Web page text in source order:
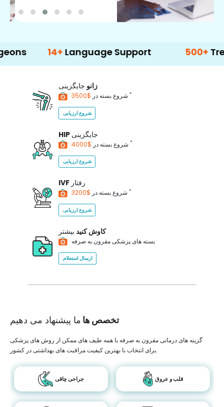
14+ Language Support 500+
زانو جایگزینی
شروع بسته در *
شروع ارزیابی
HIP جایگزینی
شروع بسته در *
شروع ارزیابی
IVF رفتار
شروع بسته در *
شروع ارزیابی
کاوش کنید بیشتر
بسته های پزشکی مقرون به صرفه
ارسال استعلام
تخصص ها ما پیشنهاد می دهیم
گزینه های درمانی مقرون به صرفه با همه طیف های ممکن از روش های پزشکی
برای انتخاب با بهترین کیفیت مراقبت های بهداشتی در کشور.
جراحی چاقی قلب و عروق